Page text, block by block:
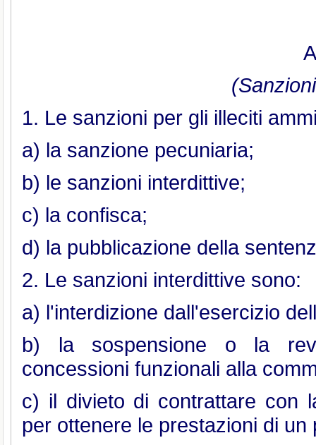
1. Le sanzioni per gli illeciti
a) la sanzione pecuniaria;
b) le sanzioni interdittive;
c) la confisca;
d) la pubblicazione della
2. Le sanzioni interdittive sono:
a) l'interdizione dall'esercizio
b) la sospensione o la
concessioni funzionali alla
c) il divieto di contrattare con
per ottenere le prestazioni di un